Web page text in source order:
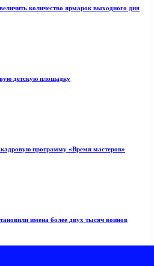
количество ярмарок выходного дня
детскую площадку
программу «Время мастеров»
имена более двух тысяч воинов